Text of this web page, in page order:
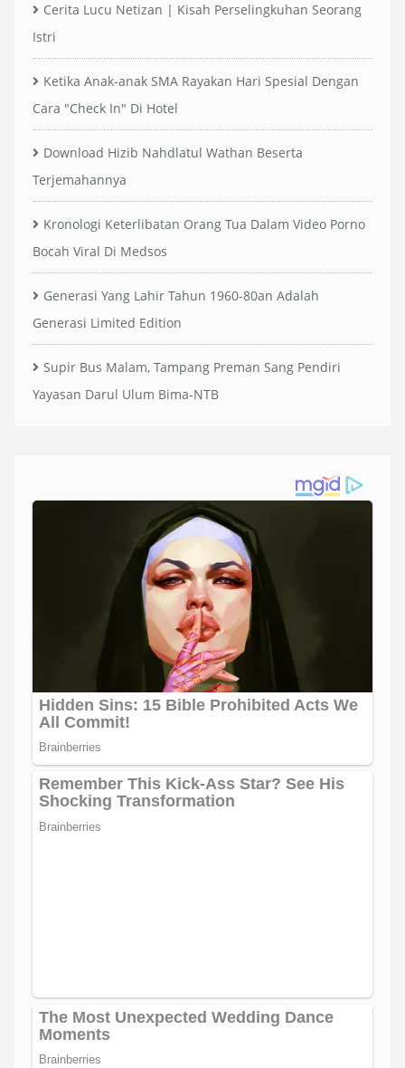
Cerita Lucu Netizan | Kisah Perselingkuhan Seorang
Istri
Ketika Anak-anak SMA Rayakan Hari Spesial Dengan
Cara "Check In" Di Hotel
Download Hizib Nahdlatul Wathan Beserta
Terjemahannya
Kronologi Keterlibatan Orang Tua Dalam Video Porno
Bocah Viral Di Medsos
Generasi Yang Lahir Tahun 1960-80an Adalah
Generasi Limited Edition
Supir Bus Malam, Tampang Preman Sang Pendiri
Yayasan Darul Ulum Bima-NTB